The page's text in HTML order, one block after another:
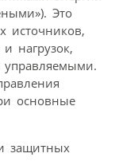
Это
источников,
нагрузок,
управляемыми.
основные
защитных